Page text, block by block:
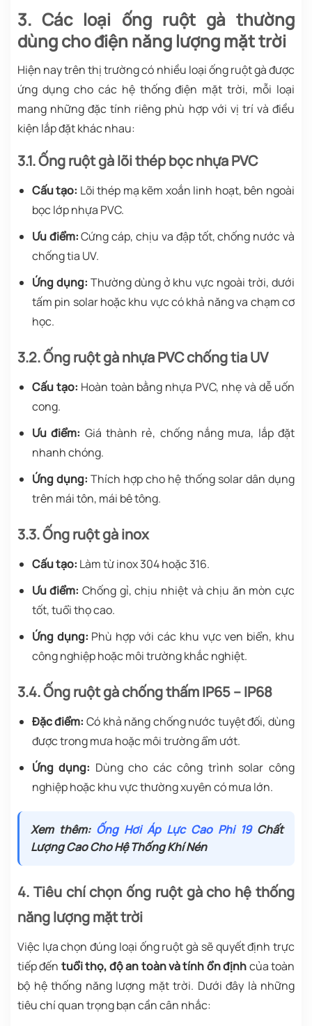
3. Các loại ống ruột gà thường
dùng cho điện năng lượng mặt trời
Hiện nay trên thị trường có nhiều loại ống ruột gà được
ứng dụng cho các hệ thống điện mặt trời, mỗi loại
mang những đặc tính riêng phù hợp với vị trí và điều
kiện lắp đặt khác nhau:
3.1. Ống ruột gà lõi thép bọc nhựa PVC
Cấu tạo: Lõi thép mạ kẽm xoắn linh hoạt, bên ngoài
bọc lớp nhựa PVC.
Ưu điểm:Cứng cáp, chịu va đập tốt, chống nước và
chống tia UV.
Ứng dụng: Thường dùng ở khu vực ngoài trời, dưới
tấm pin solar hoặc khu vực có khả năng va chạm cơ
học.
3.2. Ống ruột gà nhựa PVC chống tia UV
Cấu tạo: Hoàn toàn bằng nhựa PVC, nhẹ và dễ uốn
cong.
Ưu điểm: Giá thành rẻ, chống nắng mưa, lắp đặt
nhanh chóng.
Ứng dụng: Thích hợp cho hệ thống solar dân dụng
trên mái tôn, mái bê tông.
3.3. Ống ruột gà inox
Cấu tạo: Làm từ inox 304 hoặc 316.
Ưu điểm: Chống gỉ, chịu nhiệt và chịu ăn mòn cực
tốt, tuổi thọ cao.
Ứng dụng: Phù hợp với các khu vực ven biển, khu
công nghiệp hoặc môi trường khắc nghiệt.
3.4. Ống ruột gà chống thấm IP65 – IP68
Đặc điểm: Có khả năng chống nước tuyệt đối, dùng
được trong mưa hoặc môi trường ẩm ướt.
Ứng dụng: Dùng cho các công trình solar công
nghiệp hoặc khu vực thường xuyên có mưa lớn.
Xem thêm: Ống Hơi Áp Lực Cao Phi 19Chất
Lượng Cao Cho Hệ Thống Khí Nén
4. Tiêu chí chọn ống ruột gà cho hệ thống
năng lượng mặt trời
Việc lựa chọn đúng loại ống ruột gà sẽ quyết định trực
tiếp đến tuổi thọ, độ an toàn và tính ổn địnhcủa toàn
bộ hệ thống năng lượng mặt trời. Dưới đây là những
tiêu chí quan trọng bạn cần cân nhắc: